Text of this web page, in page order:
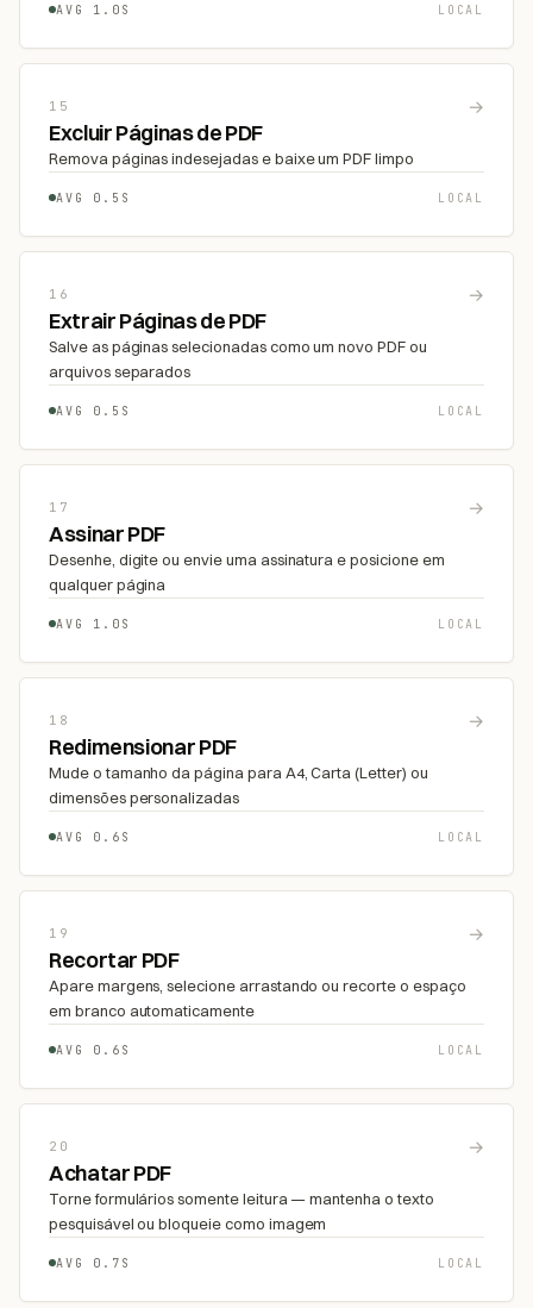
AVG 1.0S LOCAL
15 →
Excluir Páginas de PDF
Remova páginas indesejadas e baixe um PDF limpo
AVG 0.5S LOCAL
16 →
Extrair Páginas de PDF
Salve as páginas selecionadas como um novo PDF ou
arquivos separados
AVG 0.5S LOCAL
17 →
Assinar PDF
Desenhe, digite ou envie uma assinatura e posicione em
qualquer página
AVG 1.0S LOCAL
18 →
Redimensionar PDF
Mude o tamanho da página para A4, Carta (Letter) ou
dimensões personalizadas
AVG 0.6S LOCAL
19 →
Recortar PDF
Apare margens, selecione arrastando ou recorte o espaço
em branco automaticamente
AVG 0.6S LOCAL
20 →
Achatar PDF
Torne formulários somente leitura — mantenha o texto
pesquisável ou bloqueie como imagem
AVG 0.7S LOCAL